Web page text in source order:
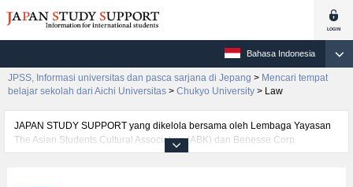
Bahasa Indonesia
JPSS, Informasi universitas dan pasca sarjana di Jepang > Mencari tempat
belajar sekolah dari Aichi Universitas > Chukyo University > Law
JAPAN STUDY SUPPORT yang dikelola bersama oleh Lembaga Yayasan
The Asian Students Cultural Association (ABK) dan Benesse Corp.
menyediakan informasi sekitar 1300 universitas, pascasarjana, universitas